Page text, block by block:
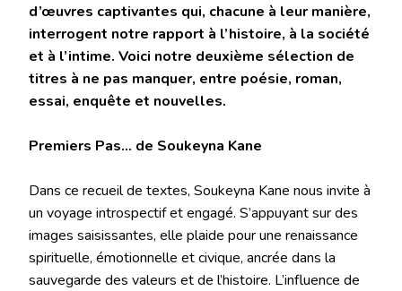
d’œuvres captivantes qui, chacune à leur manière,
interrogent notre rapport à l’histoire, à la société
et à l’intime. Voici notre deuxième sélection de
titres à ne pas manquer, entre poésie, roman,
essai, enquête et nouvelles.
Premiers Pas… de Soukeyna Kane
Dans ce recueil de textes, Soukeyna Kane nous invite à
un voyage introspectif et engagé. S’appuyant sur des
images saisissantes, elle plaide pour une renaissance
spirituelle, émotionnelle et civique, ancrée dans la
sauvegarde des valeurs et de l’histoire. L’influence de